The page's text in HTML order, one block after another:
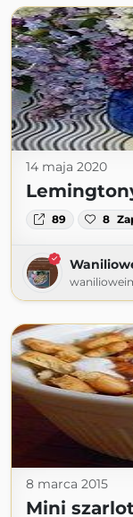
14 maja 2020
89 8
8 marca 2015
Mini